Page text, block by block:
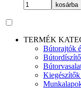
kosárba
TERMÉK
Bútorajtók
Kiegészítők